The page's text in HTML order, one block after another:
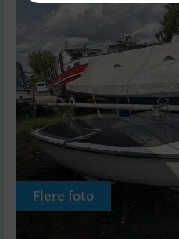
Flere foto